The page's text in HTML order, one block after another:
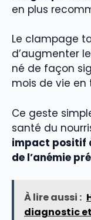
en plus
Le clampage
d’augmenter
né de façon
mois de vie en
Ce geste
santé du
impact positif
de l’anémie
À lire aussi :
diagnostic